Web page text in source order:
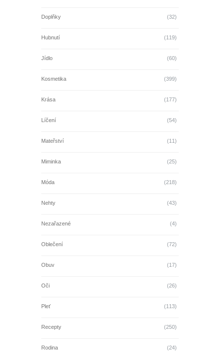
Doplňky (32)
Hubnutí (119)
Jídlo (60)
Kosmetika (399)
Krása (177)
Líčení (54)
Mateřství (11)
Miminka (25)
Móda (218)
Nehty (43)
Nezařazené (4)
Oblečení (72)
Obuv (17)
Oči (26)
Pleť (113)
Recepty (250)
Rodina (24)